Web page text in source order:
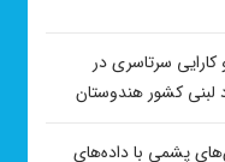
سرتاسری در
لبنی کشور هندوستان
پشمی با داده‌های